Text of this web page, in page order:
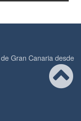
Gran Canaria desde